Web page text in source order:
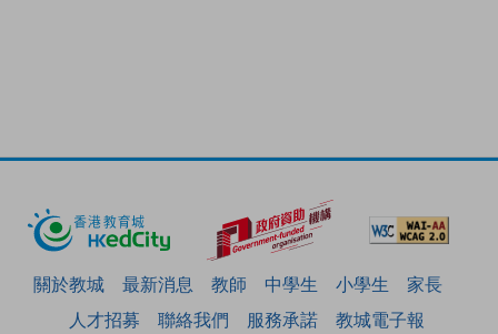
關於教城 最新消息 教師 中學生 小學生
家長
人才招募
聯絡我們 服務承諾 教城電子報